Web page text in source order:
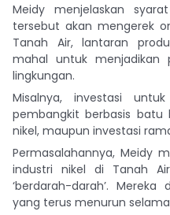
Meidy menjelaskan
tersebut akan mengerek
Tanah Air, lantaran
mahal untuk menjadikan
lingkungan.
Misalnya, investasi
pembangkit berbasis batu
nikel, maupun investasi
Permasalahannya, Meidy
industri nikel di Tanah
‘berdarah-darah’.
yang terus menurun